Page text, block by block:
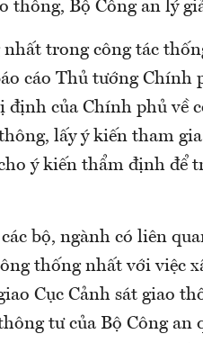
thông, Bộ Công an lý
nhất trong công tác
cáo Thủ tướng Chính
định của Chính phủ về
lấy ý kiến tham
ý kiến thẩm định để
bộ, ngành có liên
thống nhất với việc
Cục Cảnh sát giao
tư của Bộ Công an